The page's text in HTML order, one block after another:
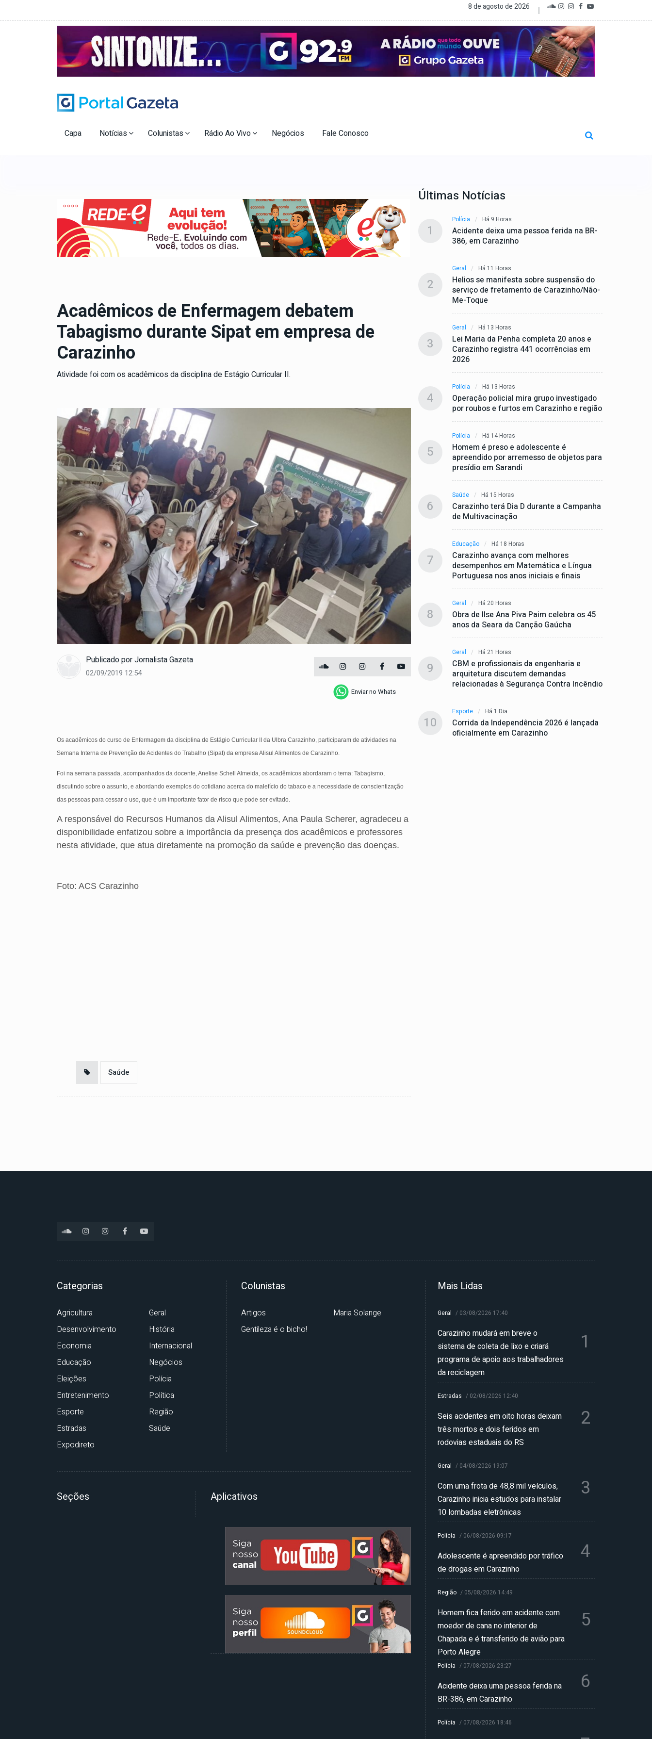
8 de agosto de 2026
Capa Notícias Colunistas Rádio Ao Vivo Negócios Fale Conosco
Acadêmicos de Enfermagem debatem
Tabagismo durante Sipat em empresa de
Carazinho
Atividade foi com os acadêmicos da disciplina de Estágio Curricular II.
Publicado porJornalista Gazeta
02/09/2019 12:54
Enviar no Whats
Os acadêmicos do curso de Enfermagem da disciplina de Estágio Curricular II da Ulbra Carazinho, participaram de atividades na
Semana Interna de Prevenção de Acidentes do Trabalho (Sipat) da empresa Alisul Alimentos de Carazinho.
Foi na semana passada, acompanhados da docente, Anelise Schell Almeida, os acadêmicos abordaram o tema: Tabagismo,
discutindo sobre o assunto, e abordando exemplos do cotidiano acerca do malefício do tabaco e a necessidade de conscientização
das pessoas para cessar o uso, que é um importante fator de risco que pode ser evitado.
A responsável do Recursos Humanos da Alisul Alimentos, Ana Paula Scherer, agradeceu a
disponibilidade enfatizou sobre a importância da presença dos acadêmicos e professores
nesta atividade, que atua diretamente na promoção da saúde e prevenção das doenças.
Foto: ACS Carazinho
Saúde
Últimas Notícias
1
Polícia Há 9 Horas
Acidente deixa uma pessoa ferida na BR-
386, em Carazinho
2
Geral Há 11 Horas
Helios se manifesta sobre suspensão do
serviço de fretamento de Carazinho/Não-
Me-Toque
3
Geral Há 13 Horas
Lei Maria da Penha completa 20 anos e
Carazinho registra 441 ocorrências em
2026
4
Polícia Há 13 Horas
Operação policial mira grupo investigado
por roubos e furtos em Carazinho e região
5
Polícia Há 14 Horas
Homem é preso e adolescente é
apreendido por arremesso de objetos para
presídio em Sarandi
6
Saúde Há 15 Horas
Carazinho terá Dia D durante a Campanha
de Multivacinação
7
Educação Há 18 Horas
Carazinho avança com melhores
desempenhos em Matemática e Língua
Portuguesa nos anos iniciais e finais
8
Geral Há 20 Horas
Obra de Ilse Ana Piva Paim celebra os 45
anos da Seara da Canção Gaúcha
9
Geral Há 21 Horas
CBM e profissionais da engenharia e
arquitetura discutem demandas
relacionadas à Segurança Contra Incêndio
10
Esporte Há 1 Dia
Corrida da Independência 2026 é lançada
oficialmente em Carazinho
Categorias
Agricultura
Desenvolvimento
Economia
Educação
Eleições
Entretenimento
Esporte
Estradas
Expodireto
Geral
História
Internacional
Negócios
Polícia
Política
Região
Saúde
Colunistas
Artigos
Gentileza é o bicho!
Maria Solange
Seções Aplicativos
Mais Lidas
Geral / 03/08/2026 17:40
Carazinho mudará em breve o
sistema de coleta de lixo e criará
programa de apoio aos trabalhadores
da reciclagem
1
Estradas / 02/08/2026 12:40
Seis acidentes em oito horas deixam
três mortos e dois feridos em
rodovias estaduais do RS
2
Geral / 04/08/2026 19:07
Com uma frota de 48,8 mil veículos,
Carazinho inicia estudos para instalar
10 lombadas eletrônicas
3
Polícia / 06/08/2026 09:17
Adolescente é apreendido por tráfico
de drogas em Carazinho
4
Região / 05/08/2026 14:49
Homem fica ferido em acidente com
moedor de cana no interior de
Chapada e é transferido de avião para
Porto Alegre
5
Polícia / 07/08/2026 23:27
Acidente deixa uma pessoa ferida na
BR-386, em Carazinho
6
Polícia / 07/08/2026 18:46